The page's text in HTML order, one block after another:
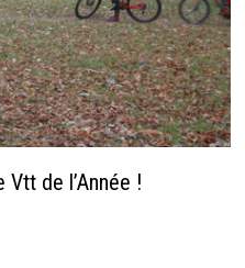
de l’Année !